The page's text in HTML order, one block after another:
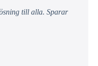
till alla. Sparar